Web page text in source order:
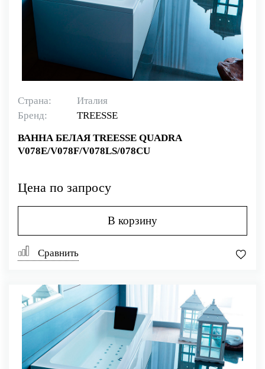
Страна:
Италия
Бренд:
TREESSE
ВАННА БЕЛАЯ TREESSE QUADRA
V078E/V078F/V078LS/078CU
Цена по запросу
В корзину
Сравнить